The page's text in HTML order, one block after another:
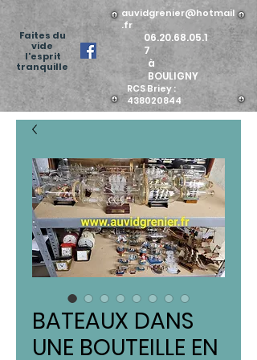
Faites du
vide
l'esprit
tranquille
auvidgrenier@hotmail
.fr
06.20.68.05.1
7
à
BOULIGNY
RCS Briey :
438020844
BATEAUX DANS
UNE BOUTEILLE EN